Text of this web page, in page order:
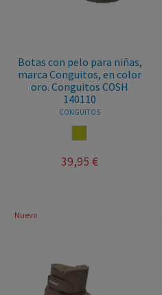
Botas con pelo para niñas,
marca Conguitos, en color
oro. Conguitos COSH
140110
CONGUITOS
39,95 €
Nuevo